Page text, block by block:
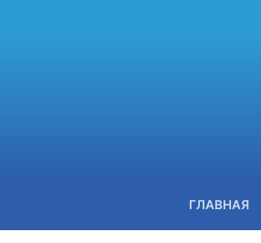
ГЛАВНАЯ